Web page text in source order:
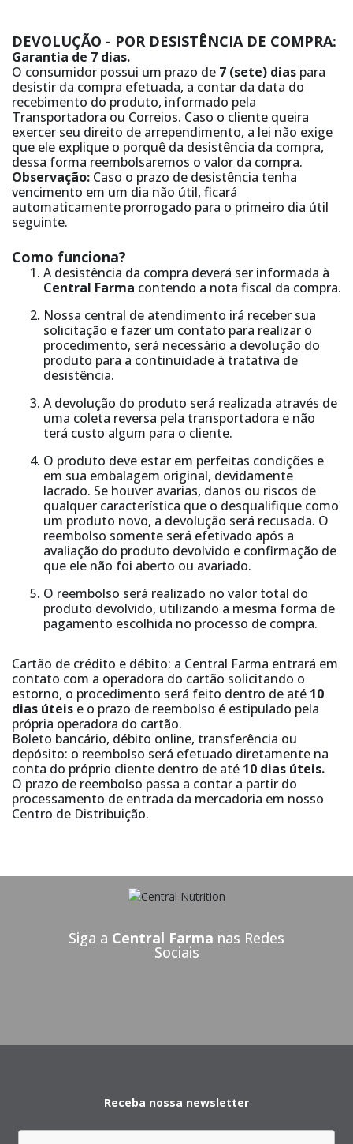
DEVOLUÇÃO - POR DESISTÊNCIA DE COMPRA:
Garantia de 7 dias.
O consumidor possui um prazo de 7 (sete) dias para
desistir da compra efetuada, a contar da data do
recebimento do produto, informado pela
Transportadora ou Correios. Caso o cliente queira
exercer seu direito de arrependimento, a lei não exige
que ele explique o porquê da desistência da compra,
dessa forma reembolsaremos o valor da compra.
Observação: Caso o prazo de desistência tenha
vencimento em um dia não útil, ficará
automaticamente prorrogado para o primeiro dia útil
seguinte.
Como funciona?
A desistência da compra deverá ser informada à
Central Farma contendo a nota fiscal da compra.
Nossa central de atendimento irá receber sua
solicitação e fazer um contato para realizar o
procedimento, será necessário a devolução do
produto para a continuidade à tratativa de
desistência.
A devolução do produto será realizada através de
uma coleta reversa pela transportadora e não
terá custo algum para o cliente.
O produto deve estar em perfeitas condições e
em sua embalagem original, devidamente
lacrado. Se houver avarias, danos ou riscos de
qualquer característica que o desqualifique como
um produto novo, a devolução será recusada. O
reembolso somente será efetivado após a
avaliação do produto devolvido e confirmação de
que ele não foi aberto ou avariado.
O reembolso será realizado no valor total do
produto devolvido, utilizando a mesma forma de
pagamento escolhida no processo de compra.
Cartão de crédito e débito: a Central Farma entrará em
contato com a operadora do cartão solicitando o
estorno, o procedimento será feito dentro de até 10
dias úteis e o prazo de reembolso é estipulado pela
própria operadora do cartão.
Boleto bancário, débito online, transferência ou
depósito: o reembolso será efetuado diretamente na
conta do próprio cliente dentro de até 10 dias úteis.
O prazo de reembolso passa a contar a partir do
processamento de entrada da mercadoria em nosso
Centro de Distribuição.
Siga a Central Farma nas Redes
Sociais
Receba nossa newsletter